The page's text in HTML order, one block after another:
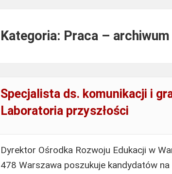
Kategoria: Praca – archiwum
Specjalista ds. komunikacji i
Laboratoria przyszłości
Dyrektor Ośrodka Rozwoju Edukacji w
478 Warszawa poszukuje kandydatów